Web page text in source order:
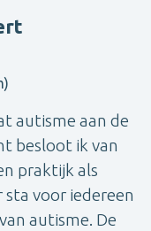
autisme aan de
besloot ik van
praktijk als
voor iedereen
autisme. De